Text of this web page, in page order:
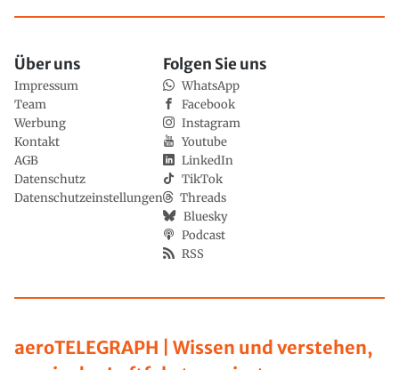
aeroTELEGRAPH | Wissen und verstehen,
Über uns
Impressum
Team
Werbung
Kontakt
AGB
Datenschutz
Datenschutzeinstellungen
Folgen Sie uns
WhatsApp
Facebook
Instagram
Youtube
LinkedIn
TikTok
Threads
Bluesky
Podcast
RSS